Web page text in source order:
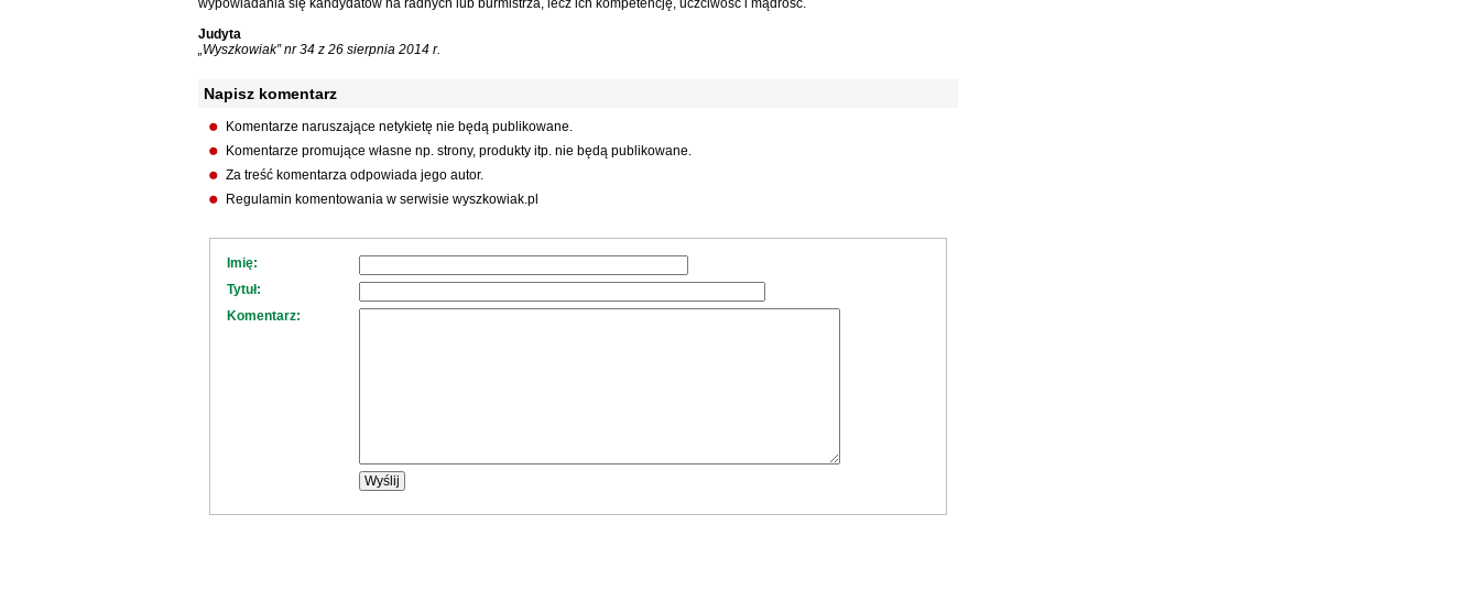
wypowiadania się kandydatów na radnych lub burmistrza, lecz ich kompetencję, uczciwość i mądrość.
Judyta
„Wyszkowiak” nr 34 z 26 sierpnia 2014 r.
Napisz komentarz
Komentarze naruszające netykietę nie będą publikowane.
Komentarze promujące własne np. strony, produkty itp. nie będą publikowane.
Za treść komentarza odpowiada jego autor.
Regulamin komentowania w serwisie wyszkowiak.pl
Imię:
Tytuł:
Komentarz: